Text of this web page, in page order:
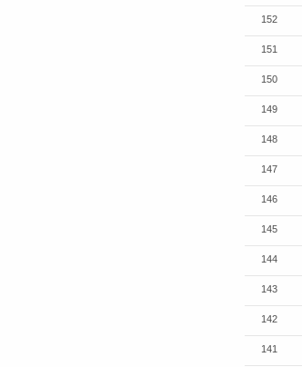
152
151
150
149
148
147
146
145
144
143
142
141